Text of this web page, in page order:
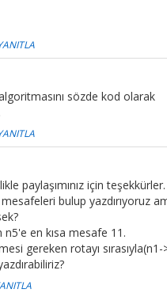
sözde kod olarak
paylaşımınız için teşekkürler.
bulup yazdırıyoruz
n5'e en kısa mesafe 11.
gereken rotayı